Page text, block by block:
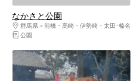
なかさと公園
群馬県
前橋・高崎・伊勢崎・太田･榛名
公園